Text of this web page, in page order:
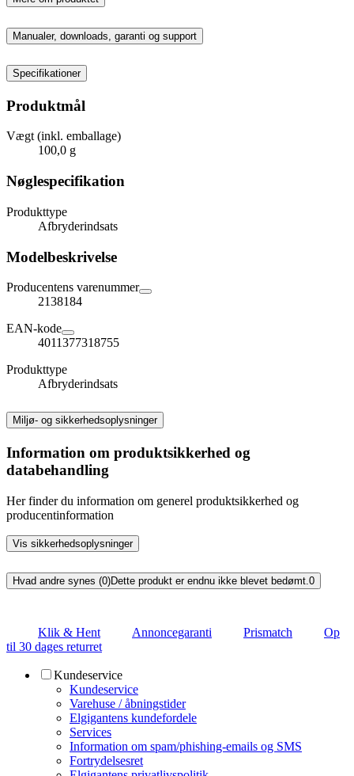
Manualer, downloads, garanti og support
Specifikationer
Produktmål
Vægt (inkl. emballage)
100,0 g
Nøglespecifikation
Produkttype
Afbryderindsats
Modelbeskrivelse
Producentens varenummer
2138184
EAN-kode
4011377318755
Produkttype
Afbryderindsats
Miljø- og sikkerhedsoplysninger
Information om produktsikkerhed og
databehandling
Her finder du information om generel produktsikkerhed og
producentinformation
Vis sikkerhedsoplysninger
Hvad andre synes (0)Dette produkt er endnu ikke blevet bedømt. 0
Klik & Hent Annoncegaranti Prismatch
Op
til 30 dages returret
Kundeservice
Kundeservice
Varehuse / åbningstider
Elgigantens kundefordele
Services
Information om spam/phishing-emails og SMS
Fortrydelsesret